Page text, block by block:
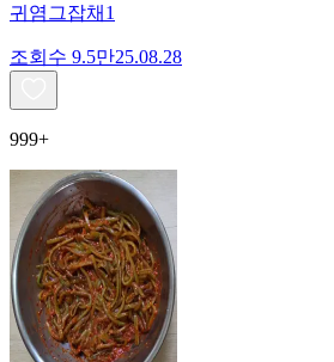
귀염그잡채1
조회수 9.5만25.08.28
999+